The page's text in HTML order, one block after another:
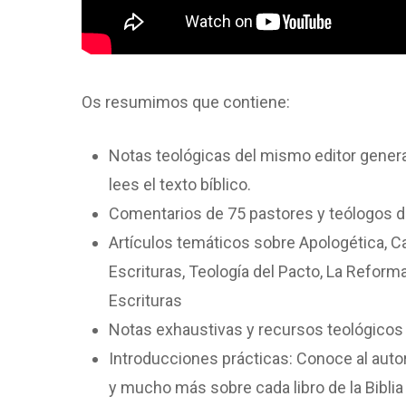
Os resumimos que contiene:
Notas teológicas del mismo editor
lees el texto bíblico.
Comentarios de 75 pastores y teólogos
Artículos temáticos sobre Apologética,
Escrituras, Teología del Pacto, La
Escrituras
Notas exhaustivas y recursos teológicos
Introducciones prácticas: Conoce al
y mucho más sobre cada libro de la Biblia